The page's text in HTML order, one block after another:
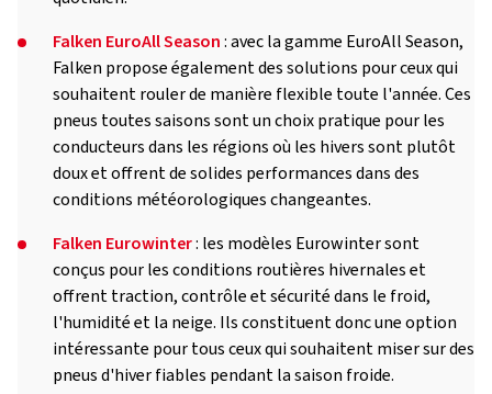
Falken EuroAll Season: avec la gamme EuroAll Season,
Falken propose également des solutions pour ceux qui
souhaitent rouler de manière flexible toute l'année. Ces
pneus toutes saisons sont un choix pratique pour les
conducteurs dans les régions où les hivers sont plutôt
doux et offrent de solides performances dans des
conditions météorologiques changeantes.
Falken Eurowinter: les modèles Eurowinter sont
conçus pour les conditions routières hivernales et
offrent traction, contrôle et sécurité dans le froid,
l'humidité et la neige. Ils constituent donc une option
intéressante pour tous ceux qui souhaitent miser sur des
pneus d'hiver fiables pendant la saison froide.